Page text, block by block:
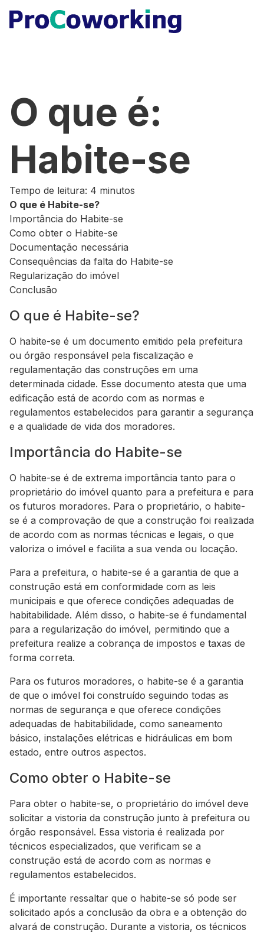
O que é:
Habite-se
Tempo de leitura: 4 minutos
O que é Habite-se?
Importância do Habite-se
Como obter o Habite-se
Documentação necessária
Consequências da falta do Habite-se
Regularização do imóvel
Conclusão
O que é Habite-se?
O habite-se é um documento emitido pela prefeitura
ou órgão responsável pela fiscalização e
regulamentação das construções em uma
determinada cidade. Esse documento atesta que uma
edificação está de acordo com as normas e
regulamentos estabelecidos para garantir a segurança
e a qualidade de vida dos moradores.
Importância do Habite-se
O habite-se é de extrema importância tanto para o
proprietário do imóvel quanto para a prefeitura e para
os futuros moradores. Para o proprietário, o habite-
se é a comprovação de que a construção foi realizada
de acordo com as normas técnicas e legais, o que
valoriza o imóvel e facilita a sua venda ou locação.
Para a prefeitura, o habite-se é a garantia de que a
construção está em conformidade com as leis
municipais e que oferece condições adequadas de
habitabilidade. Além disso, o habite-se é fundamental
para a regularização do imóvel, permitindo que a
prefeitura realize a cobrança de impostos e taxas de
forma correta.
Para os futuros moradores, o habite-se é a garantia
de que o imóvel foi construído seguindo todas as
normas de segurança e que oferece condições
adequadas de habitabilidade, como saneamento
básico, instalações elétricas e hidráulicas em bom
estado, entre outros aspectos.
Como obter o Habite-se
Para obter o habite-se, o proprietário do imóvel deve
solicitar a vistoria da construção junto à prefeitura ou
órgão responsável. Essa vistoria é realizada por
técnicos especializados, que verificam se a
construção está de acordo com as normas e
regulamentos estabelecidos.
É importante ressaltar que o habite-se só pode ser
solicitado após a conclusão da obra e a obtenção do
alvará de construção. Durante a vistoria, os técnicos